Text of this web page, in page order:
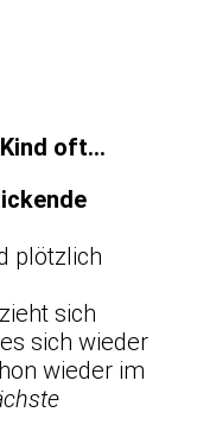
oft…
plötzlich
sich
sich wieder
wieder im